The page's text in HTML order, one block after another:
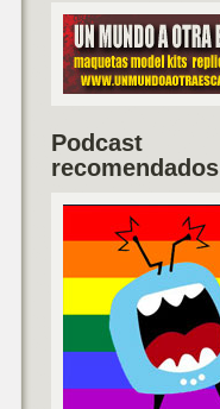
Podcast
recomendados